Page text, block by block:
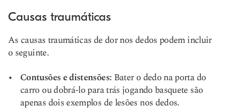
Causas traumáticas
As causas traumáticas de dor nos dedos podem incluir
o seguinte.
Contusões e distensões: Bater o dedo na porta do
carro ou dobrá-lo para trás jogando basquete são
apenas dois exemplos de lesões nos dedos.